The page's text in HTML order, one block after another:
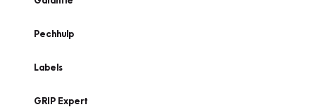
Pechhulp
Labels
GRIP Expert